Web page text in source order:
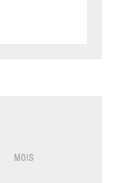
MOIS